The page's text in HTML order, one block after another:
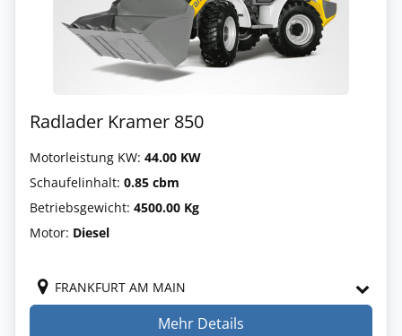
Radlader Kramer 850
Motorleistung KW: 44.00 KW
Schaufelinhalt: 0.85 cbm
Betriebsgewicht: 4500.00 Kg
Motor: Diesel
FRANKFURT AM MAIN
Mehr Details